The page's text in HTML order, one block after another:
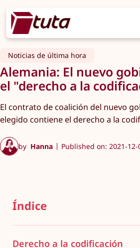
Noticias de última hora
Alemania: El nuevo
el "derecho a la
El contrato de coalición del nuevo
elegido contiene el derecho a la
by Hanna Published on: 2021-12-
Índice
Derecho a la codificación